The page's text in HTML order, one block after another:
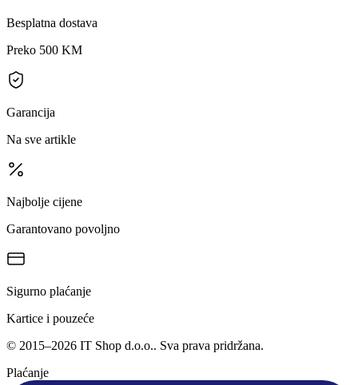
Besplatna dostava
Preko 500 KM
Garancija
Na sve artikle
Najbolje cijene
Garantovano povoljno
Sigurno plaćanje
Kartice i pouzeće
© 2015–2026 IT Shop d.o.o.. Sva prava pridržana.
Plaćanje